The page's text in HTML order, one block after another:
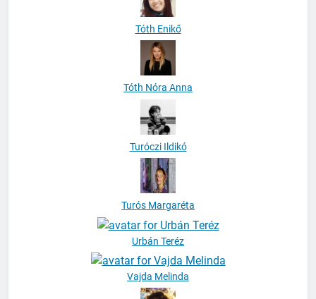
Tóth Enikő
Tóth Nóra Anna
Turóczi Ildikó
Turós Margaréta
Urbán Teréz
Vajda Melinda